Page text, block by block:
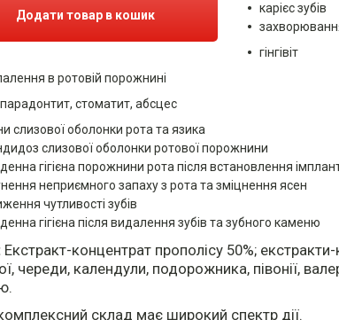
Додати товар в кошик
карієс зубів
гінгівіт
в ротовій порожнині
парадонтит, стоматит, абсцес
слизової оболонки рота та язика
слизової оболонки ротової порожнини
гігієна порожнини рота після встановлення
неприємного запаху з рота та зміцнення ясен
чутливості зубів
гігієна після видалення зубів та зубного каменю
Екстракт-концентрат прополісу 50%;
череди, календули, подорожника, півонії,
склад має широкий спектр дії.